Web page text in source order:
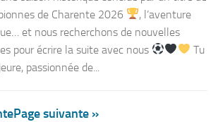
de Charente 2026
, l’aventure
et nous recherchons de nouvelles
pour écrire la suite avec nous
Tu
passionnée de...
Page suivante »